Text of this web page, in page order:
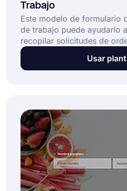
Trabajo
Este modelo de formulario
de trabajo puede ayudarlo
recopilar solicitudes de
este modelo de formulario
de trabajo, personalícelo y
Usar